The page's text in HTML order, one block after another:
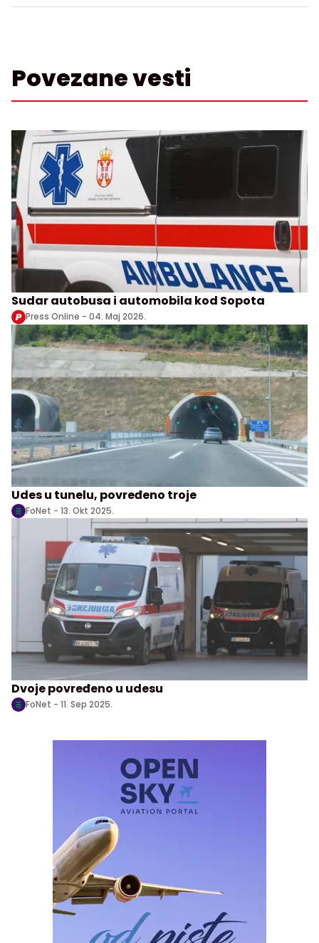
Povezane vesti
Sudar autobusa i automobila kod Sopota
Press Online - 04. Maj 2026.
Udes u tunelu, povređeno troje
FoNet - 13. Okt 2025.
Dvoje povređeno u udesu
FoNet - 11. Sep 2025.